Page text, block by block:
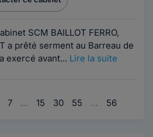
SCM BAILLOT FERRO,
a prêté serment au Barreau de
exercé avant... Lire la suite
7 … 15 30 55 … 56